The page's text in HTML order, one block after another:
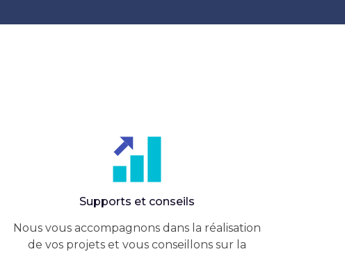
Supports et conseils
Nous vous accompagnons dans la réalisation
de vos projets et vous conseillons sur la